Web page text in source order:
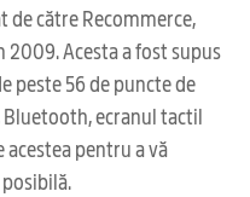
către Recommerce,
Acesta a fost supus
peste 56 de puncte de
ecranul tactil
acestea pentru a vă